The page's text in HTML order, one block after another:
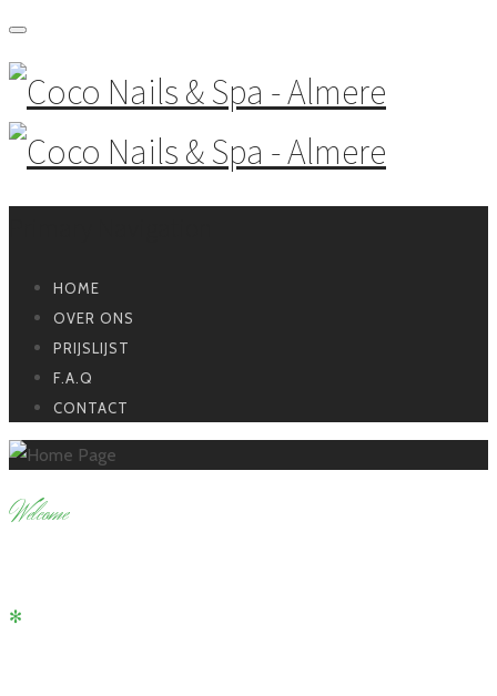
HOME
OVER ONS
PRIJSLIJST
F.A.Q
CONTACT
Welcome
✻